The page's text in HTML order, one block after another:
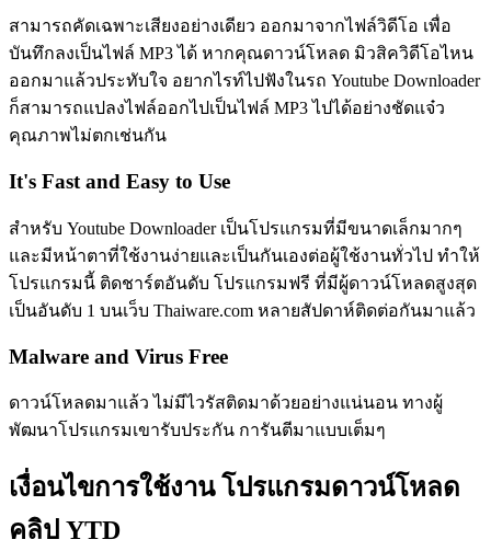
สามารถคัดเฉพาะเสียงอย่างเดียว ออกมาจากไฟล์วิดีโอ เพื่อ
บันทึกลงเป็นไฟล์ MP3 ได้ หากคุณดาวน์โหลด มิวสิควิดีโอไหน
ออกมาแล้วประทับใจ อยากไรท์ไปฟังในรถ Youtube Downloader
ก็สามารถแปลงไฟล์ออกไปเป็นไฟล์ MP3 ไปได้อย่างชัดแจ๋ว
คุณภาพไม่ตกเช่นกัน
It's Fast and Easy to Use
สำหรับ Youtube Downloader เป็นโปรแกรมที่มีขนาดเล็กมากๆ
และมีหน้าตาที่ใช้งานง่ายและเป็นกันเองต่อผู้ใช้งานทั่วไป ทำให้
โปรแกรมนี้ ติดชาร์ตอันดับ โปรแกรมฟรี ที่มีผู้ดาวน์โหลดสูงสุด
เป็นอันดับ 1 บนเว็บ Thaiware.com หลายสัปดาห์ติดต่อกันมาแล้ว
Malware and Virus Free
ดาวน์โหลดมาแล้ว ไม่มีไวรัสติดมาด้วยอย่างแน่นอน ทางผู้
พัฒนาโปรแกรมเขารับประกัน การันตีมาแบบเต็มๆ
เงื่อนไขการใช้งาน โปรแกรมดาวน์โหลด
คลิป YTD